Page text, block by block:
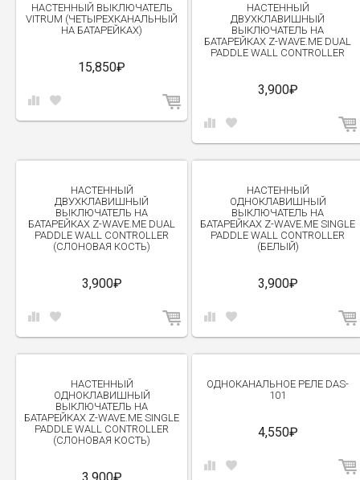
НАСТЕННЫЙ ВЫКЛЮЧАТЕЛЬ
VITRUM (ЧЕТЫРЕХКАНАЛЬНЫЙ
НА БАТАРЕЙКАХ)
15,850₽
НАСТЕННЫЙ
ДВУХКЛАВИШНЫЙ
ВЫКЛЮЧАТЕЛЬ НА
БАТАРЕЙКАХ Z-WAVE.ME DUAL
PADDLE WALL CONTROLLER
3,900₽
НАСТЕННЫЙ
ДВУХКЛАВИШНЫЙ
ВЫКЛЮЧАТЕЛЬ НА
БАТАРЕЙКАХ Z-WAVE.ME DUAL
PADDLE WALL CONTROLLER
(СЛОНОВАЯ КОСТЬ)
3,900₽
НАСТЕННЫЙ
ОДНОКЛАВИШНЫЙ
ВЫКЛЮЧАТЕЛЬ НА
БАТАРЕЙКАХ Z-WAVE.ME SINGLE
PADDLE WALL CONTROLLER
(БЕЛЫЙ)
3,900₽
НАСТЕННЫЙ
ОДНОКЛАВИШНЫЙ
ВЫКЛЮЧАТЕЛЬ НА
БАТАРЕЙКАХ Z-WAVE.ME SINGLE
PADDLE WALL CONTROLLER
(СЛОНОВАЯ КОСТЬ)
3,900₽
ОДНОКАНАЛЬНОЕ РЕЛЕ DAS-
101
4,550₽